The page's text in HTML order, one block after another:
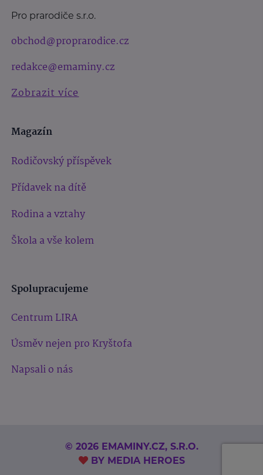
Pro prarodiče s.r.o.
obchod@proprarodice.cz
redakce@emaminy.cz
Zobrazit více
Magazín
Rodičovský příspěvek
Přídavek na dítě
Rodina a vztahy
Škola a vše kolem
Spolupracujeme
Centrum LIRA
Úsměv nejen pro Kryštofa
Napsali o nás
© 2026 EMAMINY.CZ, S.R.O.
BY MEDIA HEROES